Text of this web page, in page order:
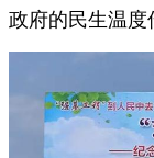
政府的民生温度